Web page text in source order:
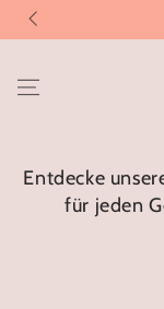
ZUM INHALT
SPRINGEN
Entdecke
für jeden